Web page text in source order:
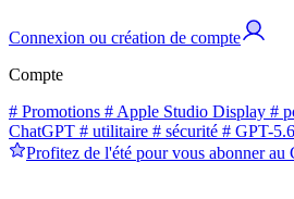
Connexion ou création de compte
Compte
# Promotions # Apple Studio Display #
ChatGPT # utilitaire # sécurité # GPT-
Profitez de l'été pour vous abonner au